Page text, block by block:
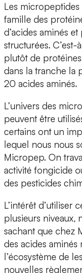
Les
famille des
d’acides aminés
structurées.
plutôt de
dans la tranche la
20 acides aminés.
L’univers des
peuvent être
certains ont un
lequel nous nous
Micropep. On
activité fongicide
des pesticides
L’intérêt d’utiliser
plusieurs niveaux,
sachant que chez
des acides
l’écosystème de
nouvelles